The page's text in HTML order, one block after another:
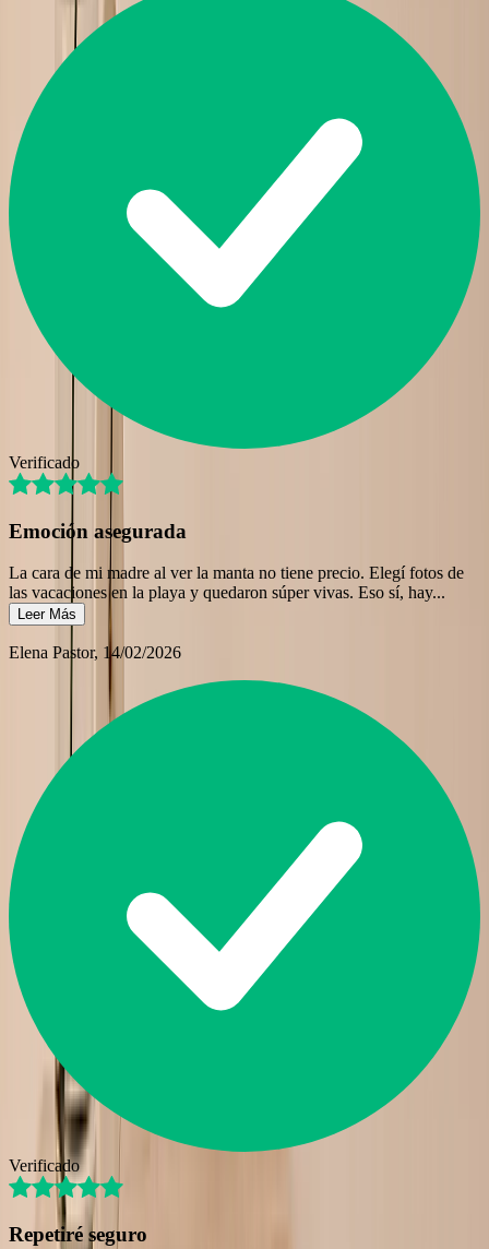
Verificado
Emoción asegurada
La cara de mi madre al ver la manta no tiene precio. Elegí fotos de
las vacaciones en la playa y quedaron súper vivas. Eso sí, hay...
Leer Más
Elena Pastor, 14/02/2026
Verificado
Repetiré seguro